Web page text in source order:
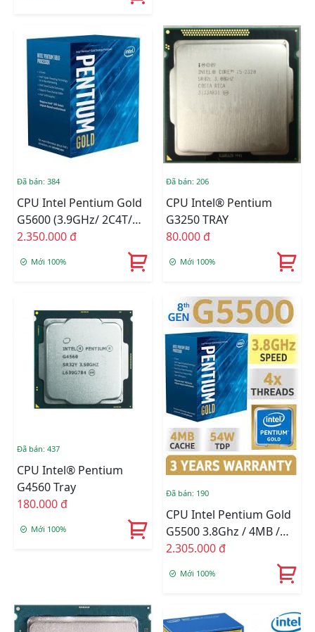
Đã bán: 384
CPU Intel Pentium Gold
G5600 (3.9GHz/ 2C4T/
4MB/ Coffee Lake)
2.350.000 đ
Mới 100%
Đã bán: 206
CPU Intel® Pentium
G3250 TRAY
80.000 đ
Mới 100%
Đã bán: 437
CPU Intel® Pentium
G4560 Tray
180.000 đ
Mới 100%
Đã bán: 190
CPU Intel Pentium Gold
G5500 3.8Ghz / 4MB /
Socket 1151 (Coffee Lake
2.305.000 đ
Mới 100%